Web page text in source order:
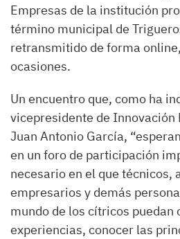
Empresas de la institución
término municipal de
retransmitido de forma
ocasiones.
Un encuentro que, como ha
vicepresidente de Innovación
Juan Antonio García,
en un foro de participación
necesario en el que técnicos,
empresarios y demás
mundo de los cítricos puedan
experiencias, conocer las